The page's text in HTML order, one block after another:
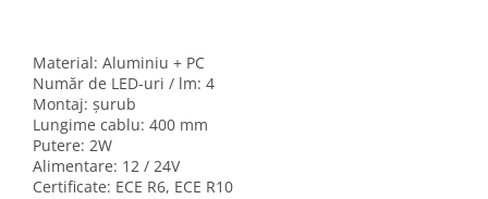
Material: Aluminiu + PC
Număr de LED-uri / lm: 4
Montaj: șurub
Lungime cablu: 400 mm
Putere: 2W
Alimentare: 12 / 24V
Certificate: ECE R6, ECE R10